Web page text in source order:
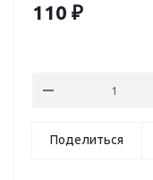
110 ₽
Поделиться